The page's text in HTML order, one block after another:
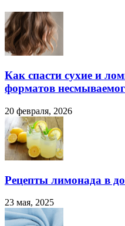
Как спасти сухие и
форматов
20 февраля, 2026
Рецепты лимонада в
23 мая, 2025